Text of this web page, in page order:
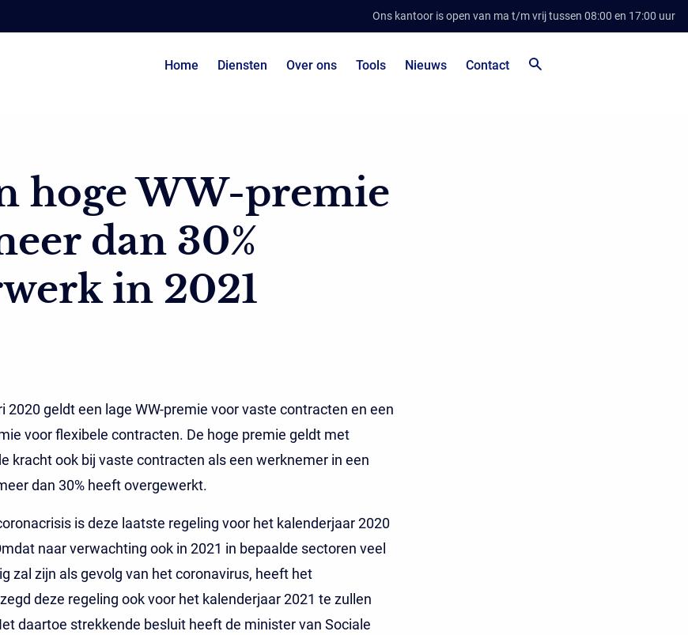
Ons kantoor is open van ma t/m vrij tussen 08:00 en 17:00 uur
Home Diensten Over ons Tools Nieuws Contact
hoge WW-premie
dan 30%
in 2021
2020 geldt een lage WW-premie voor vaste contracten en een
voor flexibele contracten. De hoge premie geldt met
kracht ook bij vaste contracten als een werknemer in een
dan 30% heeft overgewerkt.
is deze laatste regeling voor het kalenderjaar 2020
naar verwachting ook in 2021 in bepaalde sectoren veel
zal zijn als gevolg van het coronavirus, heeft het
deze regeling ook voor het kalenderjaar 2021 te zullen
daartoe strekkende besluit heeft de minister van Sociale